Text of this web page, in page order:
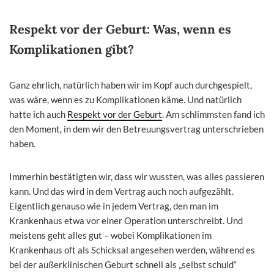
Respekt vor der Geburt: Was, wenn es
Komplikationen gibt?
Ganz ehrlich, natürlich haben wir im Kopf auch durchgespielt,
was wäre, wenn es zu Komplikationen käme. Und natürlich
hatte ich auch Respekt vor der Geburt. Am schlimmsten fand ich
den Moment, in dem wir den Betreuungsvertrag unterschrieben
haben.
Immerhin bestätigten wir, dass wir wussten, was alles passieren
kann. Und das wird in dem Vertrag auch noch aufgezählt.
Eigentlich genauso wie in jedem Vertrag, den man im
Krankenhaus etwa vor einer Operation unterschreibt. Und
meistens geht alles gut – wobei Komplikationen im
Krankenhaus oft als Schicksal angesehen werden, während es
bei der außerklinischen Geburt schnell als „selbst schuld“